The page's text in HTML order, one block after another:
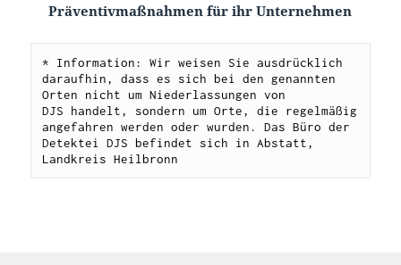
Präventivmaßnahmen für ihr Unternehmen
* Information: Wir weisen Sie ausdrücklich
daraufhin, dass es sich bei den genannten
Orten nicht um Niederlassungen von
DJS handelt, sondern um Orte, die regelmäßig
angefahren werden oder wurden. Das Büro der
Detektei DJS befindet sich in Abstatt,
Landkreis Heilbronn